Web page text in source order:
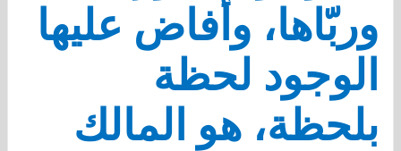
وربّاها، وأفاض عليها
الوجود لحظة
بلحظة، هو المالك